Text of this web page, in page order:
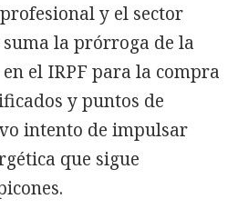
y el sector
la prórroga de la
el IRPF para la compra
y puntos de
intento de impulsar
que sigue